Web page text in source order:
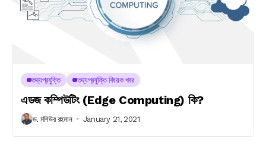
তথ্যপ্রযুক্তি তথ্যপ্রযুক্তি বিষয়ক খবর
এডজ কম্পিউটিং (Edge Computing) কি?
ড. মশিউর রহমান January 21, 2021